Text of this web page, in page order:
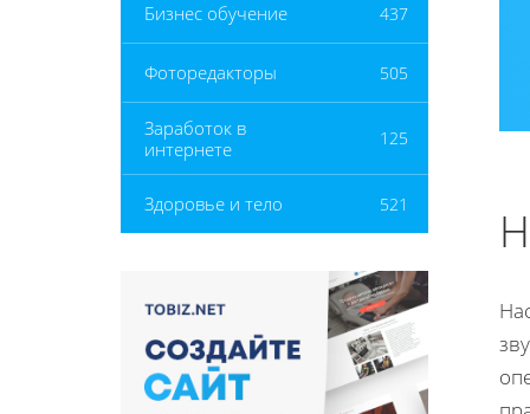
Бизнес обучение 437
Фоторедакторы 505
Заработок в
интернете
125
Здоровье и тело 521